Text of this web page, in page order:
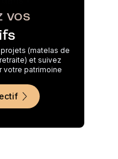
vos
(matelas de
et suivez
votre patrimoine